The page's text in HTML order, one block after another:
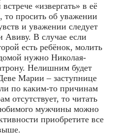
«извергать» в её
то просить об уважении
и уважении следует
Авиву. В случае если
есть ребёнок, молить
нужно Николая-
Нелишним будет
Марии – заступнице
по каким-то причинам
отсутствует, то читать
мужчины можно
приобретите все